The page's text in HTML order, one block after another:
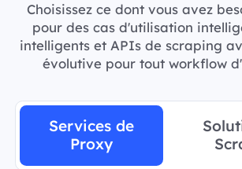
Choisissez ce dont vous avez
pour des cas d'utilisation
intelligents et APIs de scraping
évolutive pour tout workflow
Services de
Proxy